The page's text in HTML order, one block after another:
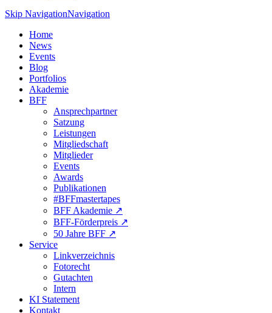
Skip NavigationNavigation
Home
News
Events
Blog
Portfolios
Akademie
BFF
Ansprechpartner
Satzung
Leistungen
Mitgliedschaft
Mitglieder
Events
Awards
Publikationen
#BFFmastertapes
BFF Akademie ↗︎
BFF-Förderpreis ↗︎
50 Jahre BFF ↗︎
Service
Linkverzeichnis
Fotorecht
Gutachten
Intern
KI Statement
Kontakt